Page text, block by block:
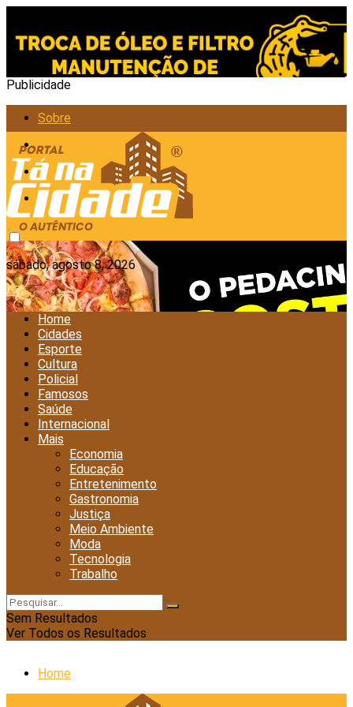
Publicidade
Sobre
Anunciar
Política de Privacidade
Contato
sábado, agosto 8, 2026
Home
Cidades
Esporte
Cultura
Policial
Famosos
Saúde
Internacional
Mais
Economia
Educação
Entretenimento
Gastronomia
Justiça
Meio Ambiente
Moda
Tecnologia
Trabalho
Sem Resultados
Ver Todos os Resultados
Home